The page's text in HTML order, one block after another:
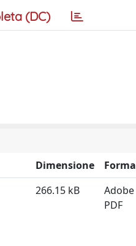
(DC)
Dimensione
266.15 kB
Adobe
PDF